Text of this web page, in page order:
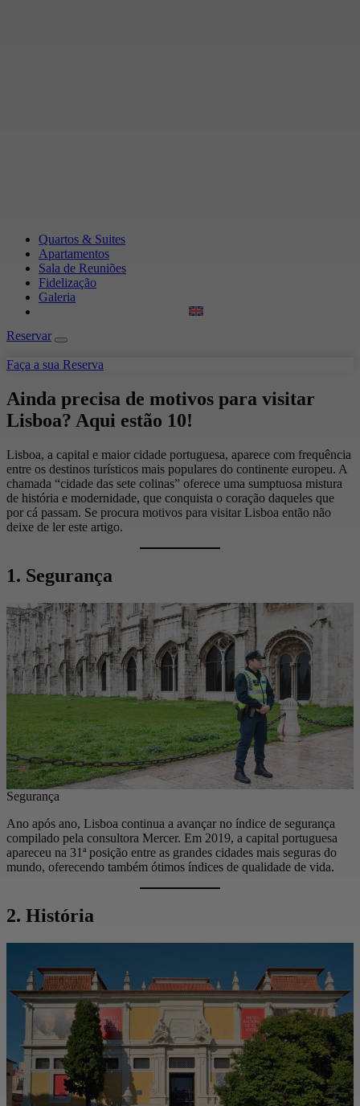
Quartos & Suites
Apartamentos
Sala de Reuniões
Fidelização
Galeria
Reservar
Faça a sua Reserva
Ainda precisa de motivos para visitar
Lisboa? Aqui estão 10!
Lisboa, a capital e maior cidade portuguesa, aparece com frequência
entre os destinos turísticos mais populares do continente europeu. A
chamada “cidade das sete colinas” oferece uma sumptuosa mistura
de história e modernidade, que conquista o coração daqueles que
por cá passam. Se procura motivos para visitar Lisboa então não
deixe de ler este artigo.
1. Segurança
Segurança
Ano após ano, Lisboa continua a avançar no índice de segurança
compilado pela consultora Mercer. Em 2019, a capital portuguesa
apareceu na 31ª posição entre as grandes cidades mais seguras do
mundo, oferecendo também ótimos índices de qualidade de vida.
2. História